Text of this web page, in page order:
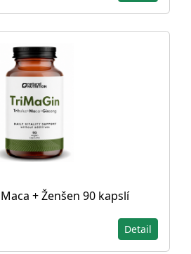
+ Ženšen 90 kapslí
Detail